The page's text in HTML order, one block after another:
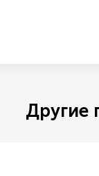
Другие